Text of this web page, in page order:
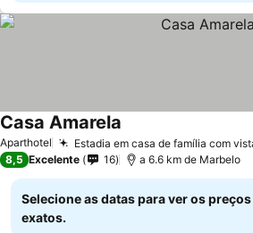
Aparthotel Estadia em casa de família com
Casa Amarela
8,5 Excelente 16 a 6.6 km de Marbelo
Selecione as datas para ver os preços
exatos.